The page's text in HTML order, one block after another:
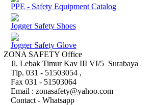
PPE - Safety Equipment Catalog
Jogger Safety Shoes
Jogger Safety Glove
ZONA SAFETY Office
Jl. Lebak Timur Kav III VI/5 Surabaya
Tlp. 031 - 51503054 ,
Fax 031 - 51503064
Email : zonasafety@yahoo.com
Contact - Whatsapp